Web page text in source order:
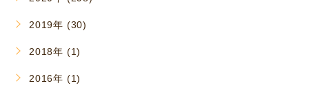
2019年 (30)
2018年 (1)
2016年 (1)